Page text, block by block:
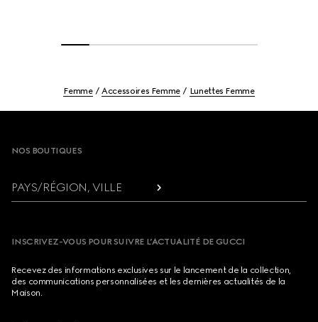
Femme Accessoires Femme Lunettes Femme
NOS BOUTIQUES
PAYS/RÉGION, VILLE
INSCRIVEZ-VOUS POUR SUIVRE L’ACTUALITÉ DE GUCCI
Recevez des informations exclusives sur le lancement de la collection,
des communications personnalisées et les dernières actualités de la
Maison.